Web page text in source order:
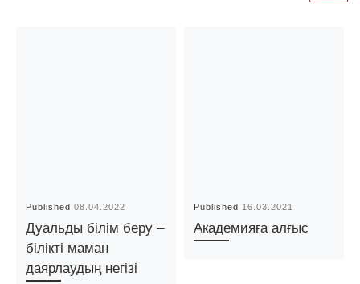
Published08.04.2022
Дуальды білім беру –
білікті маман
даярлаудың негізі
Published 16.03.2021
Академияға алғыс